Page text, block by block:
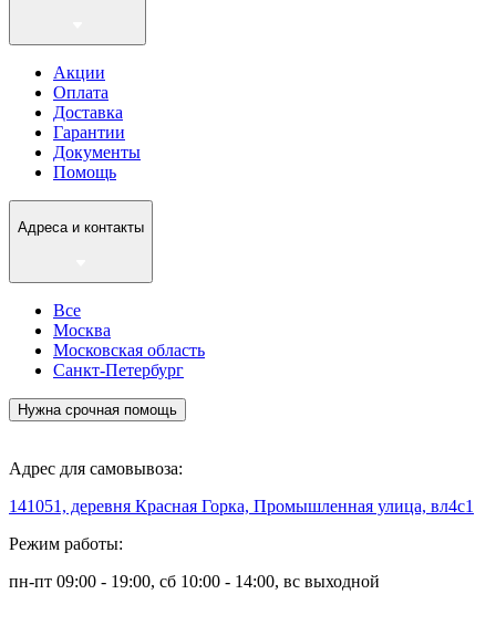
Акции
Оплата
Доставка
Гарантии
Документы
Помощь
Адреса и контакты
Все
Москва
Московская область
Санкт-Петербург
Нужна срочная помощь
Адрес для самовывоза:
141051, деревня Красная Горка, Промышленная улица, вл4с1
Режим работы:
пн-пт 09:00 - 19:00, сб 10:00 - 14:00, вс выходной